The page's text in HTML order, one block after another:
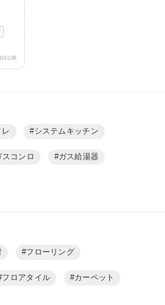
日公開
レ システムキッチン
コンロ ガス給湯器
フローリング
フロアタイル カーペット